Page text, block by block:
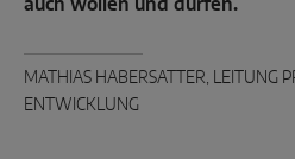
auch wollen und dürfen.
MATHIAS HABERSATTER, LEITUNG
ENTWICKLUNG